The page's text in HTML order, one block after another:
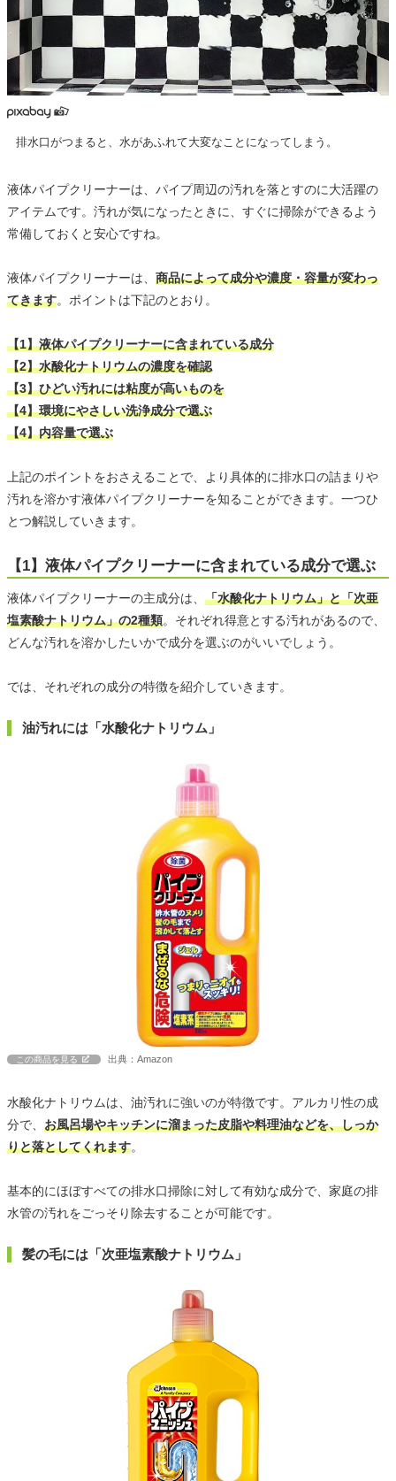
排水口がつまると、水があふれて大変なことになってしまう。
液体パイプクリーナーは、パイプ周辺の汚れを落とすのに大活躍の
アイテムです。汚れが気になったときに、すぐに掃除ができるよう
常備しておくと安心ですね。
液体パイプクリーナーは、 商品によって成分や濃度・容量が変わっ
てきます。ポイントは下記のとおり。
【1】液体パイプクリーナーに含まれている成分
【2】水酸化ナトリウムの濃度を確認
【3】ひどい汚れには粘度が高いものを
【4】環境にやさしい洗浄成分で選ぶ
【4】内容量で選ぶ
上記のポイントをおさえることで、より具体的に排水口の詰まりや
汚れを溶かす液体パイプクリーナーを知ることができます。一つひ
とつ解説していきます。
【1】液体パイプクリーナーに含まれている成分で選ぶ
液体パイプクリーナーの主成分は、 「水酸化ナトリウム」と「次亜
塩素酸ナトリウム」の2種類。それぞれ得意とする汚れがあるので、
どんな汚れを溶かしたいかで成分を選ぶのがいいでしょう。
では、それぞれの成分の特徴を紹介していきます。
油汚れには「水酸化ナトリウム」
この商品を見る 出典：Amazon
水酸化ナトリウムは、油汚れに強いのが特徴です。アルカリ性の成
分で、 お風呂場やキッチンに溜まった皮脂や料理油などを、しっか
りと落としてくれます。
基本的にほぼすべての排水口掃除に対して有効な成分で、家庭の排
水管の汚れをごっそり除去することが可能です。
髪の毛には「次亜塩素酸ナトリウム」